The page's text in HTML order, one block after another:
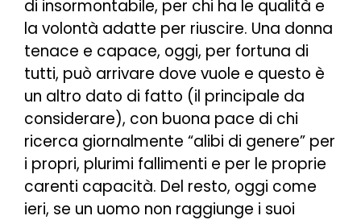
di insormontabile, per chi ha le qualità e
la volontà adatte per riuscire. Una donna
tenace e capace, oggi, per fortuna di
tutti, può arrivare dove vuole e questo è
un altro dato di fatto (il principale da
considerare), con buona pace di chi
ricerca giornalmente “alibi di genere” per
i propri, plurimi fallimenti e per le proprie
carenti capacità. Del resto, oggi come
ieri, se un uomo non raggiunge i suoi